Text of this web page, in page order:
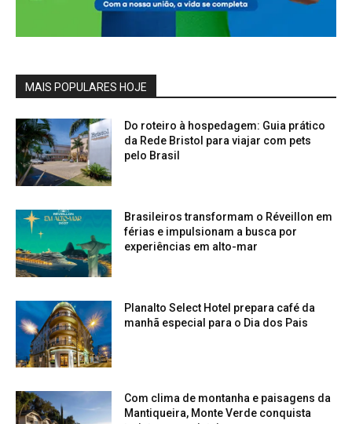
MAIS POPULARES HOJE
Do roteiro à hospedagem: Guia prático
da Rede Bristol para viajar com pets
pelo Brasil
Brasileiros transformam o Réveillon em
férias e impulsionam a busca por
experiências em alto-mar
Planalto Select Hotel prepara café da
manhã especial para o Dia dos Pais
Com clima de montanha e paisagens da
Mantiqueira, Monte Verde conquista